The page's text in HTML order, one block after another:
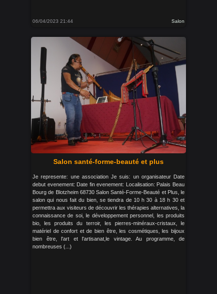
06/04/2023 21:44 Salon
Salon santé-forme-beauté et plus
Je represente: une association Je suis: un organisateur Date
debut evenement: Date fin evenement: Localisation: Palais Beau
Bourg de Blotzheim 68730 Salon Santé-Forme-Beauté et Plus, le
salon qui nous fait du bien, se tiendra de 10 h 30 à 18 h 30 et
permettra aux visiteurs de découvrir les thérapies alternatives, la
connaissance de soi, le développement personnel, les produits
bio, les produits du terroir, les pierres-minéraux-cristaux, le
matériel de confort et de bien être, les cosmétiques, les bijoux
bien être, l'art et l'artisanat,le vintage. Au programme, de
nombreuses (...)